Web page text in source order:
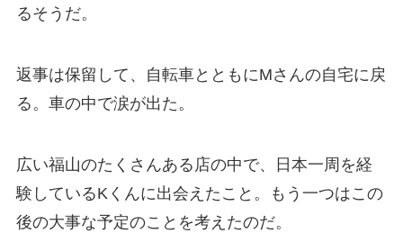
るそうだ。
返事は保留して、自転車とともにMさんの自宅に戻
る。車の中で涙が出た。
広い福山のたくさんある店の中で、日本一周を経
験しているKくんに出会えたこと。もう一つはこの
後の大事な予定のことを考えたのだ。